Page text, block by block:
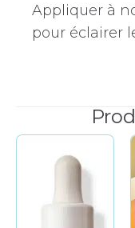
Appliquer à
pour éclairer